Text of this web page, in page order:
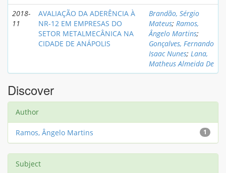
2018-
11
AVALIAÇÃO DA ADERÊNCIA À
NR-12 EM EMPRESAS DO
SETOR METALMECÂNICA NA
CIDADE DE ANÁPOLIS
Brandão, Sérgio
Mateus; Ramos,
Ângelo Martins;
Gonçalves, Fernando
Isaac Nunes; Lana,
Matheus Almeida De
Discover
Author
1
Ramos, Ângelo Martins
Subject